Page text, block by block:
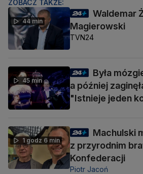
ZOBACZ TAKŻE:
44 min
Waldemar
Magierowski
TVN24
45 min
Była
a później
"Istnieje jeden
1 godz 6 min
Machulski
z przyrodnim
Konfederacji
Piotr Jacoń